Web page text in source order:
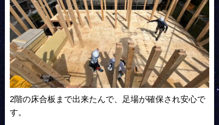
2階の床合板まで出来たんで、足場が確保され安心で
す。